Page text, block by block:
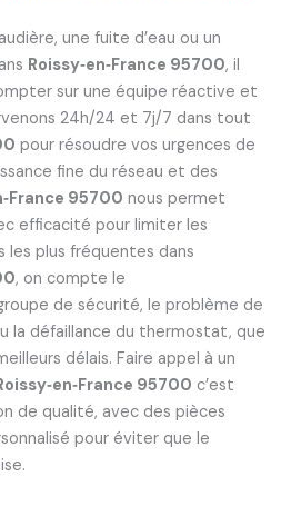
une fuite d’eau ou un
Roissy‑en‑France 95700, il
sur une équipe réactive et
24h/24 et 7j/7 dans tout
pour résoudre vos urgences de
fine du réseau et des
95700 nous permet
efficacité pour limiter les
les plus fréquentes dans
, on compte le
de sécurité, le problème de
la défaillance du thermostat, que
délais. Faire appel à un
95700 c’est
de qualité, avec des pièces
pour éviter que le